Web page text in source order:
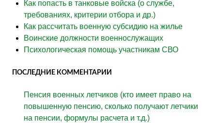
Как попасть в танковые войска (о службе,
требованиях, критерии отбора и др.)
Как рассчитать военную субсидию на жилье
Воинские должности военнослужащих
Психологическая помощь участникам СВО
ПОСЛЕДНИЕ КОММЕНТАРИИ
Пенсия военных летчиков (кто имеет право на
повышенную пенсию, сколько получают летчики
на пенсии, формулы расчета и т.д.)